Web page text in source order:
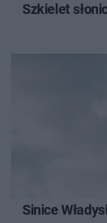
Szkielet
Sinice